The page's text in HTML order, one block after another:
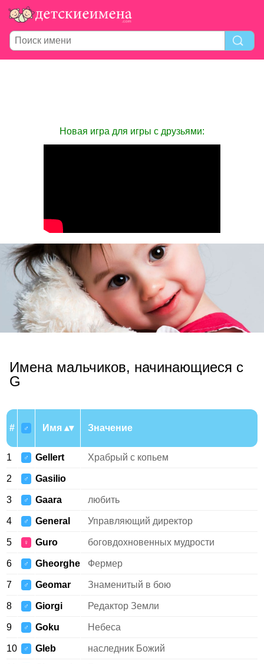
Новая игра для игры с друзьями:
Имена мальчиков, начинающиеся с
G
# ♂ Имя Значение
1 ♂ Gellert Храбрый с копьем
2 ♂ Gasilio
3 ♂ Gaara любить
4 ♂ General Управляющий директор
5 ♀ Guro боговдохновенных мудрости
6 ♂ Gheorghe Фермер
7 ♂ Geomar Знаменитый в бою
8 ♂ Giorgi Редактор Земли
9 ♂ Goku Небеса
10 ♂ Gleb наследник Божий